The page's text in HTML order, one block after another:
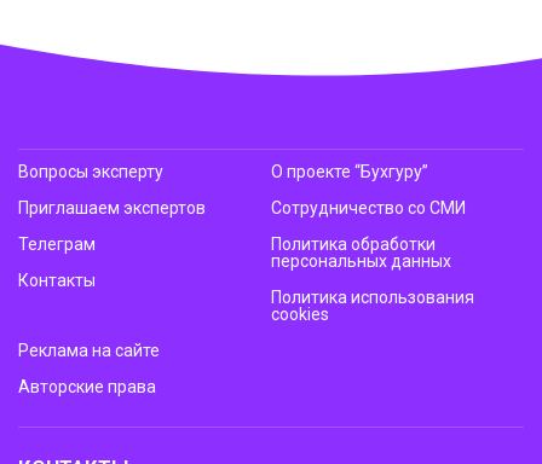
Вопросы эксперту
Приглашаем экспертов
Телеграм
Контакты
О проекте “Бухгуру”
Сотрудничество со СМИ
Политика обработки
персональных данных
Политика использования
cookies
Реклама на сайте
Авторские права